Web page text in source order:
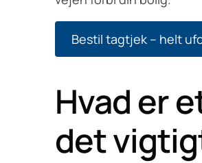
Bestil tagtjek – helt
Hvad er
det